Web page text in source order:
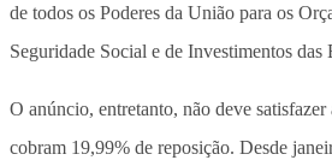
de todos os Poderes da União para os
Seguridade Social e de Investimentos das
O anúncio, entretanto, não deve
cobram 19,99% de reposição. Desde